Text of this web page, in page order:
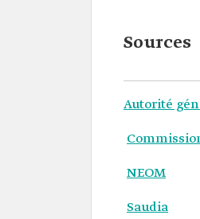
Sources
Autorité
NEOM
Saudia